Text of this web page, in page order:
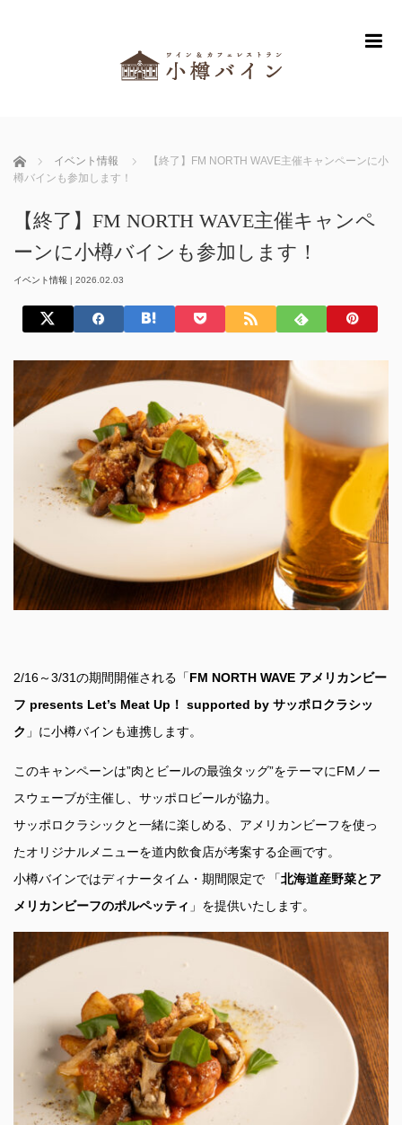
ホーム イベント情報
【終了】FM NORTH WAVE主催キャンペーンに小
樽バインも参加します！
【終了】FM NORTH WAVE主催キャンペ
ーンに小樽バインも参加します！
イベント情報 | 2026.02.03
2/16～3/31の期間開催される「FM NORTH WAVE アメリカンビー
フ presents Let’s Meat Up！ supported by サッポロクラシッ
ク 」に小樽バインも連携します。
このキャンペーンは”肉とビールの最強タッグ”をテーマにFMノー
スウェーブが主催し、サッポロビールが協力。
サッポロクラシックと一緒に楽しめる、アメリカンビーフを使っ
たオリジナルメニューを道内飲食店が考案する企画です。
小樽バインではディナータイム・期間限定で 「北海道産野菜とア
メリカンビーフのポルペッティ 」を提供いたします。